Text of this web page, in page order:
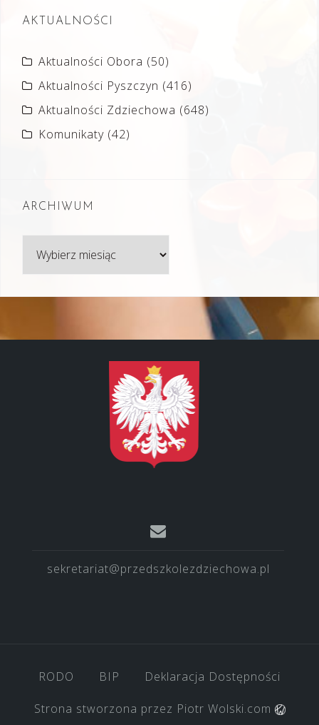
AKTUALNOŚCI
Aktualności Obora (50)
Aktualności Pyszczyn (416)
Aktualności Zdziechowa (648)
Komunikaty (42)
ARCHIWUM
sekretariat@przedszkolezdziechowa.pl
RODO BIP Deklaracja Dostępności
Strona stworzona przez Piotr Wolski.com